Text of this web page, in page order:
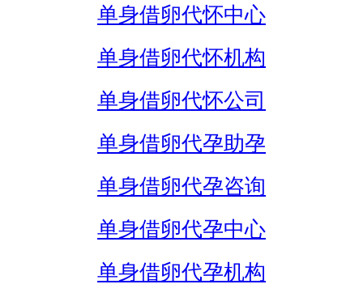
单身借卵代怀中心
单身借卵代怀机构
单身借卵代怀公司
单身借卵代孕助孕
单身借卵代孕咨询
单身借卵代孕中心
单身借卵代孕机构